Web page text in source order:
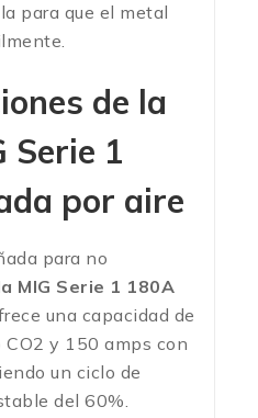
para que el metal
de la
Serie 1
por aire
para no
MIG Serie 1 180A
una capacidad de
y 150 amps con
un ciclo de
del 60%.